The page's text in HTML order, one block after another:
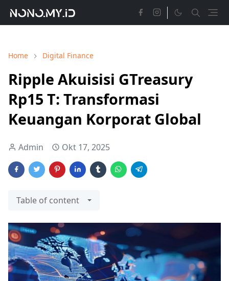
Home Digital Finance
Ripple Akuisisi GTreasury
Rp15 T: Transformasi
Keuangan Korporat Global
Admin Okt 17, 2025
Table of content